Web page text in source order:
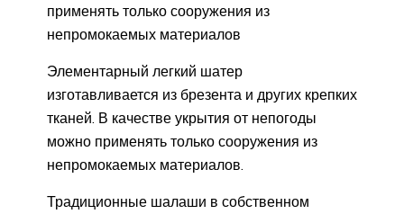
применять только сооружения из
непромокаемых материалов
Элементарный легкий шатер
изготавливается из брезента и других крепких
тканей. В качестве укрытия от непогоды
можно применять только сооружения из
непромокаемых материалов.
Традиционные шалаши в собственном